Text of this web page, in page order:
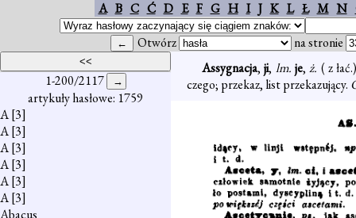
A B C Ć D E F G H I J K L Ł M N
Otwórz na stronie
1-200/2117
artykuły hasłowe: 1759
A[3]
A[3]
A[3]
A[3]
A[3]
A[3]
Abacus
Assygnacja,ji, lm. je,ż. ( z
czego; przekaz, list przekazujący.